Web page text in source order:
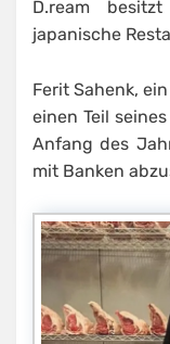
D.ream
japanische
Ferit Sahenk,
einen Teil
Anfang des
mit Banken